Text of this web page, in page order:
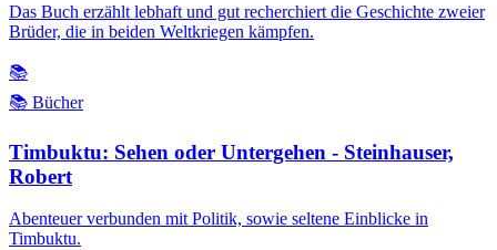
Das Buch erzählt lebhaft und gut recherchiert die Geschichte zweier
Brüder, die in beiden Weltkriegen kämpfen.
📚
📚 Bücher
Timbuktu: Sehen oder Untergehen - Steinhauser,
Robert
Abenteuer verbunden mit Politik, sowie seltene Einblicke in
Timbuktu.